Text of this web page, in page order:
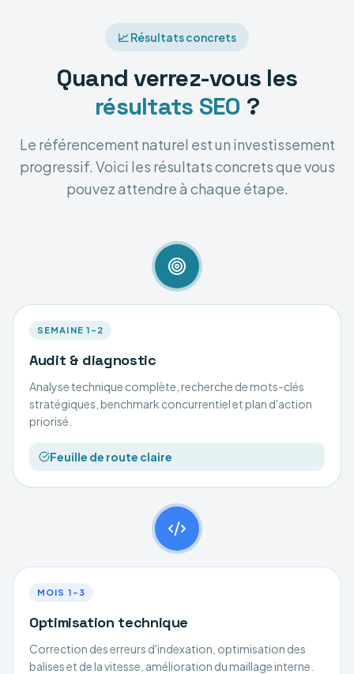
📈 Résultats concrets
Quand verrez-vous les
résultats SEO ?
Le référencement naturel est un investissement
progressif. Voici les résultats concrets que vous
pouvez attendre à chaque étape.
SEMAINE 1–2
Audit & diagnostic
Analyse technique complète, recherche de mots-clés
stratégiques, benchmark concurrentiel et plan d'action
priorisé.
Feuille de route claire
MOIS 1–3
Optimisation technique
Correction des erreurs d'indexation, optimisation des
balises et de la vitesse, amélioration du maillage interne.